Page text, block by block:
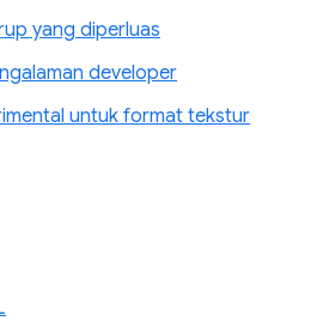
yang diperluas
developer
untuk format tekstur